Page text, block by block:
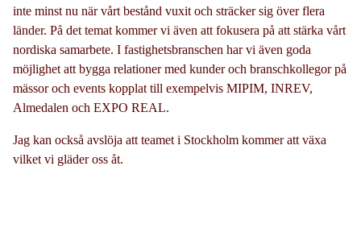
inte minst nu när vårt bestånd vuxit och sträcker sig över flera
länder. På det temat kommer vi även att fokusera på att stärka vårt
nordiska samarbete. I fastighetsbranschen har vi även goda
möjlighet att bygga relationer med kunder och branschkollegor på
mässor och events kopplat till exempelvis MIPIM, INREV,
Almedalen och EXPO REAL.
Jag kan också avslöja att teamet i Stockholm kommer att växa
vilket vi gläder oss åt.